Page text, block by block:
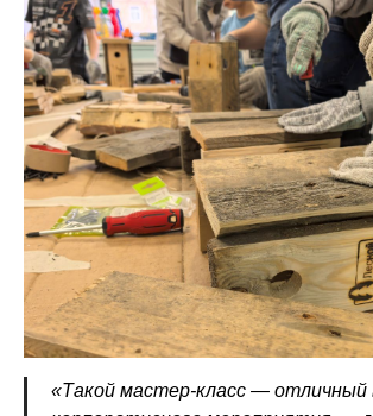
«Такой мастер-класс — отличный